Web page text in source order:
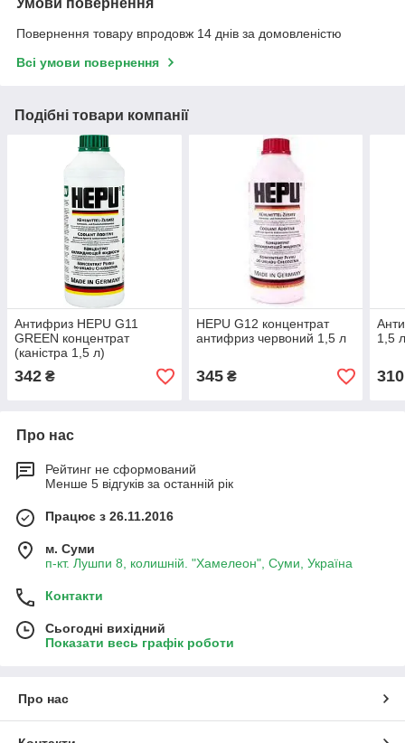
Повернення товару впродовж 14 днів за домовленістю
Всі умови повернення
Подібні товари компанії
Антифриз HEPU G11
GREEN концентрат
(каністра 1,5 л)
342 ₴
HEPU G12 концентрат
антифриз червоний 1,5 л
345₴
1,5
310
Про нас
Рейтинг не сформований
Менше 5 відгуків за останній рік
Працює з 26.11.2016
м. Суми
п-кт. Лушпи 8, колишній. "Хамелеон", Суми, Україна
Контакти
Сьогодні вихідний
Показати весь графік роботи
Про нас